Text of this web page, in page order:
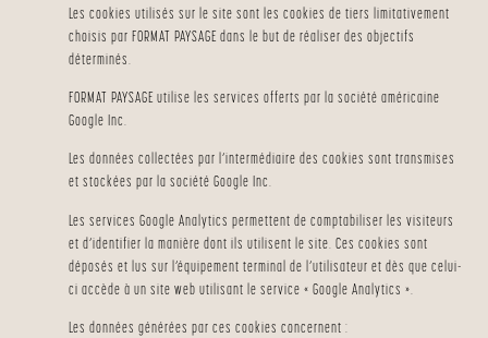
Les cookies utilisés sur le site sont les cookies de tiers limitativement
choisis par FORMAT PAYSAGE dans le but de réaliser des objectifs
déterminés.
FORMAT PAYSAGE utilise les services offerts par la société américaine
Google Inc.
Les données collectées par l’intermédiaire des cookies sont transmises
et stockées par la société Google Inc.
Les services Google Analytics permettent de comptabiliser les visiteurs
et d’identifier la manière dont ils utilisent le site. Ces cookies sont
déposés et lus sur l’équipement terminal de l’utilisateur et dès que celui-
ci accède à un site web utilisant le service « Google Analytics ».
Les données générées par ces cookies concernent :